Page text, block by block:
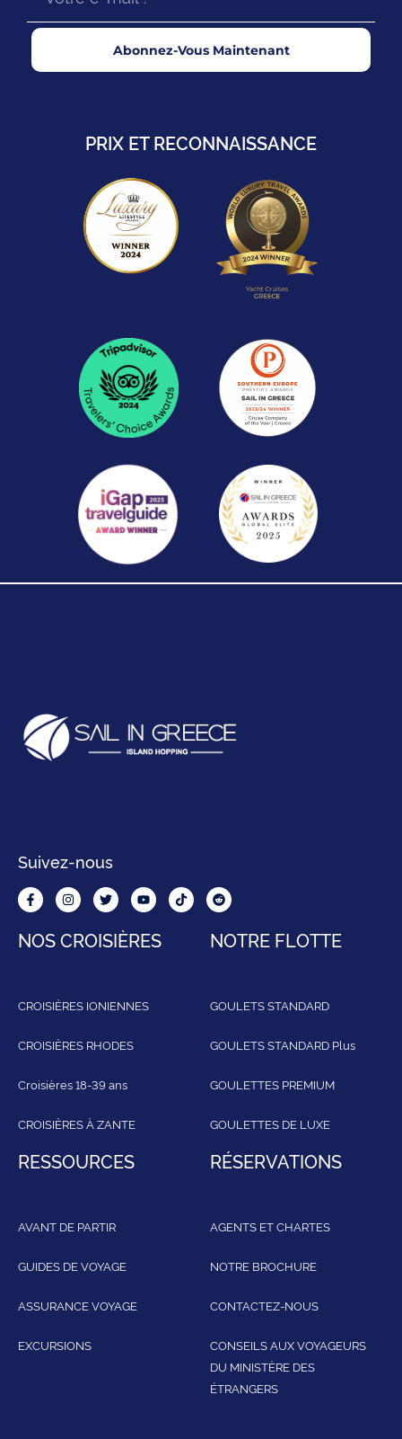
Abonnez-Vous Maintenant
PRIX ET RECONNAISSANCE
Suivez-nous
NOS CROISIÈRES
CROISIÈRES IONIENNES
CROISIÈRES RHODES
Croisières 18-39 ans
CROISIÈRES À ZANTE
NOTRE FLOTTE
GOULETS STANDARD
GOULETS STANDARD Plus
GOULETTES PREMIUM
GOULETTES DE LUXE
RESSOURCES
AVANT DE PARTIR
GUIDES DE VOYAGE
ASSURANCE VOYAGE
EXCURSIONS
RÉSERVATIONS
AGENTS ET CHARTES
NOTRE BROCHURE
CONTACTEZ-NOUS
CONSEILS AUX VOYAGEURS
DU MINISTÈRE DES
ÉTRANGERS